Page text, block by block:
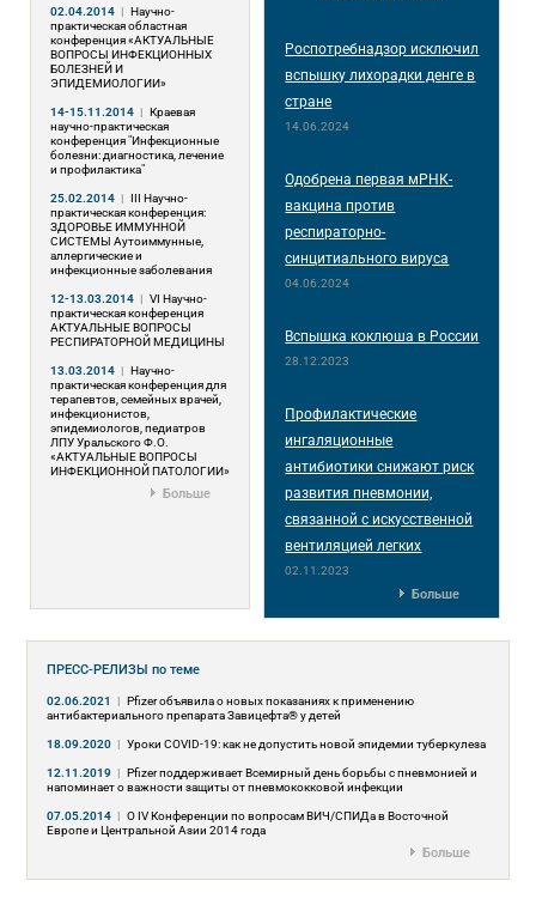
02.04.2014 | Научно-
практическая областная
конференция «АКТУАЛЬНЫЕ
ВОПРОСЫ ИНФЕКЦИОННЫХ
БОЛЕЗНЕЙ И
ЭПИДЕМИОЛОГИИ»
14-15.11.2014 | Краевая
научно-практическая
конференция "Инфекционные
болезни: диагностика, лечение
и профилактика"
25.02.2014 | III Научно-
практическая конференция:
ЗДОРОВЬЕ ИММУННОЙ
СИСТЕМЫ Аутоиммунные,
аллергические и
инфекционные заболевания
12-13.03.2014 | VI Научно-
практическая конференция
АКТУАЛЬНЫЕ ВОПРОСЫ
РЕСПИРАТОРНОЙ МЕДИЦИНЫ
13.03.2014 | Научно-
практическая конференция для
терапевтов, семейных врачей,
инфекционистов,
эпидемиологов, педиатров
ЛПУ Уральского Ф.О.
«АКТУАЛЬНЫЕ ВОПРОСЫ
ИНФЕКЦИОННОЙ ПАТОЛОГИИ»
Больше
Роспотребнадзор исключил
вспышку лихорадки денге в
стране
14.06.2024
Одобрена первая мРНК-
вакцина против
респираторно-
синцитиального вируса
04.06.2024
Вспышка коклюша в России
28.12.2023
Профилактические
ингаляционные
антибиотики снижают риск
развития пневмонии,
связанной с искусственной
вентиляцией легких
02.11.2023
Больше
ПРЕСС-РЕЛИЗЫпо теме
02.06.2021 | Pfizer объявила о новых показаниях к применению
антибактериального препарата Завицефта® у детей
18.09.2020 | Уроки COVID-19: как не допустить новой эпидемии туберкулеза
12.11.2019 | Pfizer поддерживает Всемирный день борьбы с пневмонией и
напоминает о важности защиты от пневмококковой инфекции
07.05.2014 | О IV Конференции по вопросам ВИЧ/СПИДа в Восточной
Европе и Центральной Азии 2014 года
Больше